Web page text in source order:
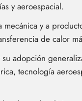
y aeroespacial.
y a
de calor
adopción
tecnología